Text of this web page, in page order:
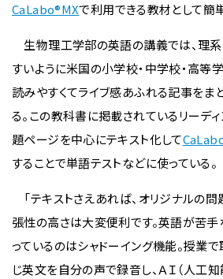
CaLabo®MXで利用できる教材として簡
生物理工学部の英語の講義では、理
すいように米国の小学校・中学校・高等
読みやすくてライブ感あふれる記事をま
る。この教科書に掲載されているリーデ
題ページを中心にテキスト化して
することで単語テストなどに使っている。
「テキストさえあれば、オリジナルの
張性の高さは大変便利です。英語が苦手
っているのはシャドーイング機能。授業
じ英文を自分の声で録音し、ＡＩ（人工